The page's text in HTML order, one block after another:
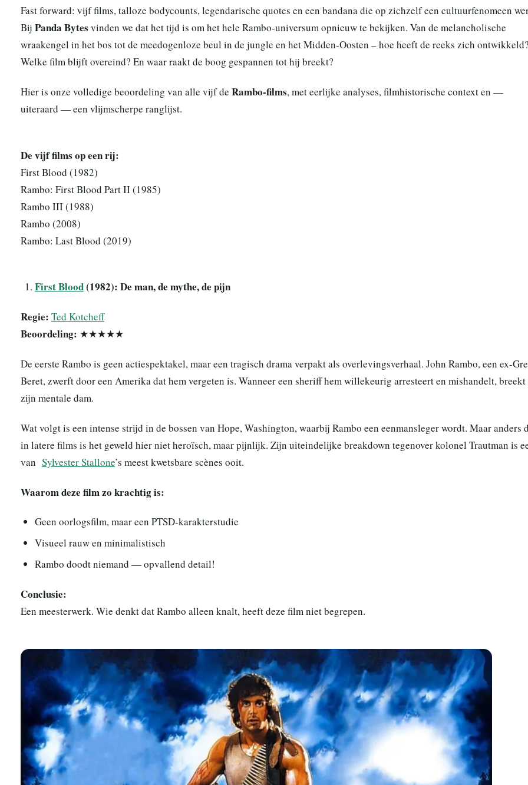
Fast forward: vijf films, talloze bodycounts, legendarische quotes en een bandana die op zichzelf een cultuurfenomeen
Bij Panda Bytes vinden we dat het tijd is om het hele Rambo-universum opnieuw te bekijken. Van de melancholische
wraakengel in het bos tot de meedogenloze beul in de jungle en het Midden-Oosten – hoe heeft de reeks zich ontwikkeld?
Welke film blijft overeind? En waar raakt de boog gespannen tot hij breekt?
Hier is onze volledige beoordeling van alle vijf de Rambo-films, met eerlijke analyses, filmhistorische context en —
uiteraard — een vlijmscherpe ranglijst.
De vijf films op een rij:
First Blood (1982)
Rambo: First Blood Part II (1985)
Rambo III (1988)
Rambo (2008)
Rambo: Last Blood (2019)
First Blood(1982): De man, de mythe, de pijn
Regie: Ted Kotcheff
Beoordeling: ★★★★★
De eerste Rambo is geen actiespektakel, maar een tragisch drama verpakt als overlevingsverhaal. John Rambo, een ex-
Beret, zwerft door een Amerika dat hem vergeten is. Wanneer een sheriff hem willekeurig arresteert en mishandelt, breekt
zijn mentale dam.
Wat volgt is een intense strijd in de bossen van Hope, Washington, waarbij Rambo een eenmansleger wordt. Maar anders
in latere films is het geweld hier niet heroïsch, maar pijnlijk. Zijn uiteindelijke breakdown tegenover kolonel Trautman is
van Sylvester Stallone’s meest kwetsbare scènes ooit.
Waarom deze film zo krachtig is:
Geen oorlogsfilm, maar een PTSD-karakterstudie
Visueel rauw en minimalistisch
Rambo doodt niemand — opvallend detail!
Conclusie:
Een meesterwerk. Wie denkt dat Rambo alleen knalt, heeft deze film niet begrepen.